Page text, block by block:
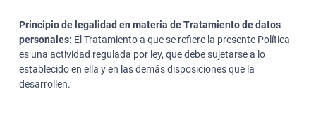
Principio de legalidad en materia de Tratamiento de datos
personales: El Tratamiento a que se refiere la presente Política
es una actividad regulada por ley, que debe sujetarse a lo
establecido en ella y en las demás disposiciones que la
desarrollen.